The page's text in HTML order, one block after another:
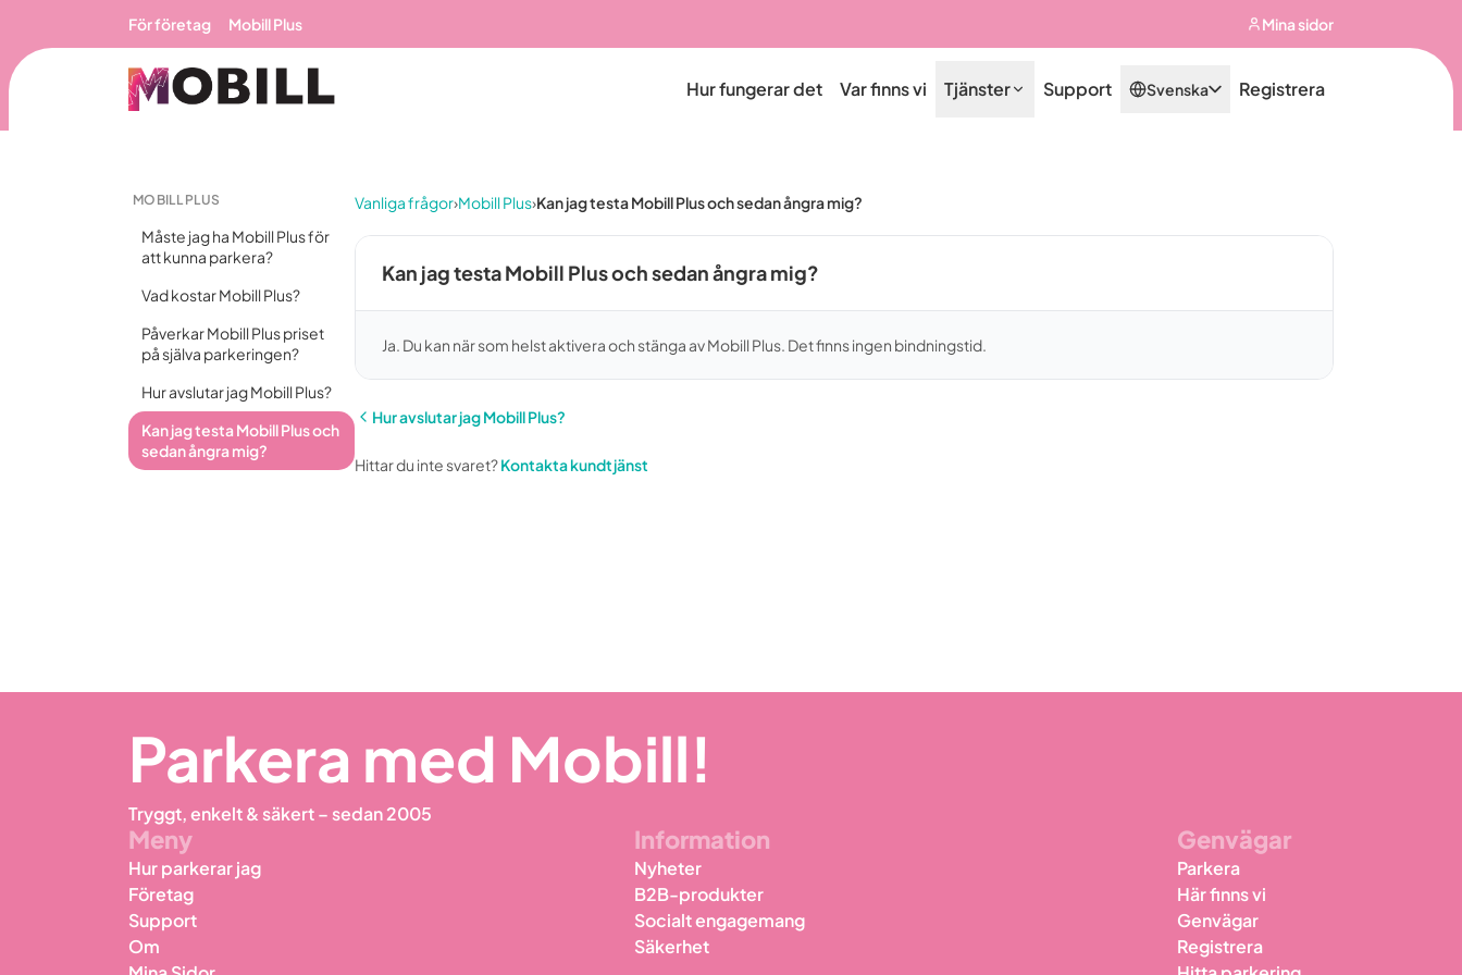
För företag Mobill Plus Mina sidor
Hur fungerar det Var finns vi Tjänster Support Svenska Registrera
MOBILL PLUS
Måste jag ha Mobill Plus för
att kunna parkera?
Vad kostar Mobill Plus?
Påverkar Mobill Plus priset
på själva parkeringen?
Hur avslutar jag Mobill Plus?
Kan jag testa Mobill Plus och
sedan ångra mig?
Vanliga frågor›Mobill Plus›Kan jag testa Mobill Plus och sedan ångra mig?
Kan jag testa Mobill Plus och sedan ångra mig?
Ja. Du kan när som helst aktivera och stänga av Mobill Plus. Det finns ingen bindningstid.
Hur avslutar jag Mobill Plus?
Hittar du inte svaret?Kontakta kundtjänst
Parkera med Mobill!
Tryggt, enkelt & säkert – sedan 2005
Meny
Hur parkerar jag
Företag
Support
Om
Information
Nyheter
B2B-produkter
Socialt engagemang
Säkerhet
Genvägar
Parkera
Här finns vi
Genvägar
Registrera